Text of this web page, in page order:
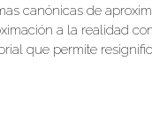
canónicas de
a la realidad
que permite